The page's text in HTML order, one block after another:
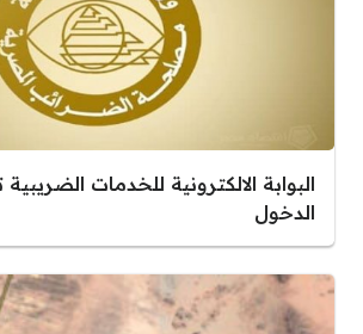
البوابة الالكترونية للخدمات
الدخول